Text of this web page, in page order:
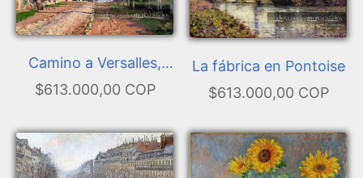
Camino a Versalles,
Rocquencourt
$613.000,00 COP
La fábrica en Pontoise
$613.000,00 COP